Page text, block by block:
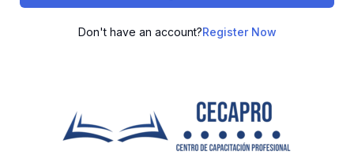
Don't have an account?Register Now